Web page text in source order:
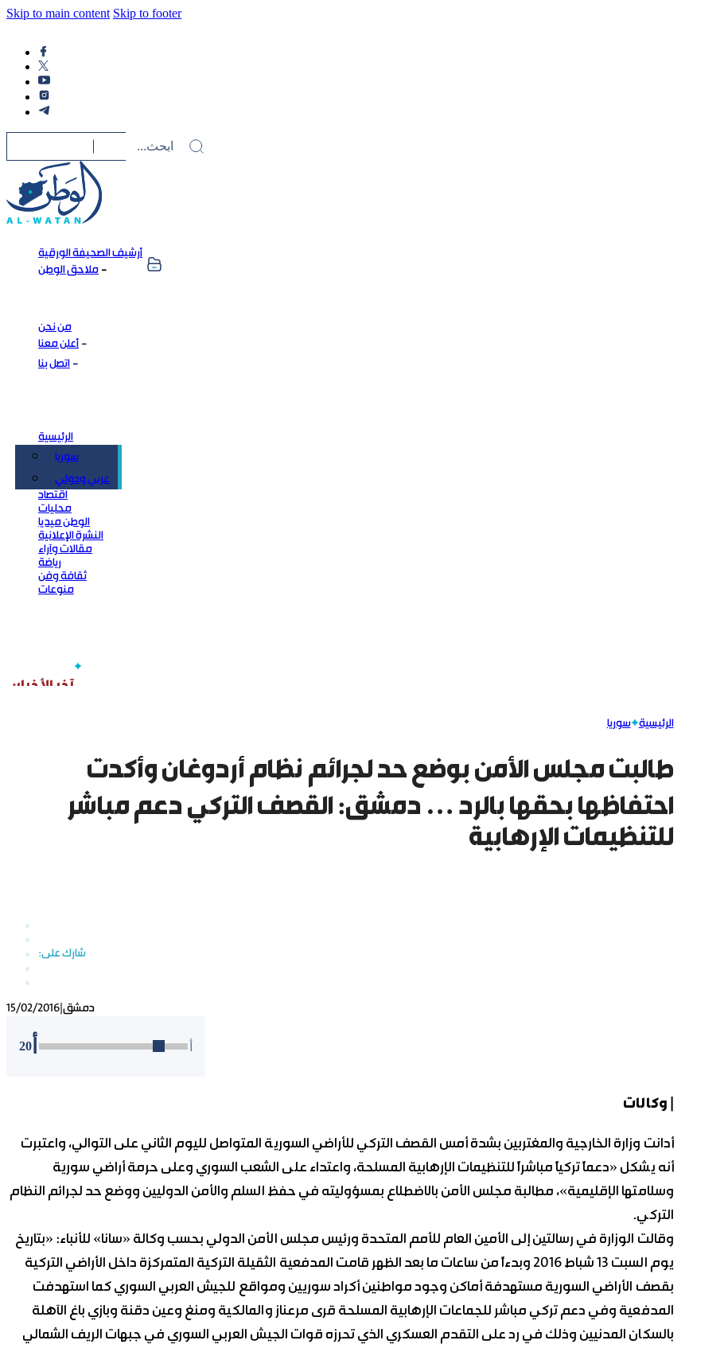
Skip to main content Skip to footer
أرشيف الصحيفة الورقية
ملاحق الوطن
من نحن
أعلن معنا
اتصل بنا
الرئيسية
سوريا
عربي ودولي
اقتصاد
محليات
الوطن ميديا
النشرة الإعلانية
مقالات وآراء
رياضة
ثقافة وفن
منوعات
الرئيسية سوريا
طالبت مجلس الأمن بوضع حد لجرائم نظام أردوغان وأكدت
احتفاظها بحقها بالرد … دمشق: القصف التركي دعم مباشر
للتنظيمات الإرهابية
15/02/2016 دمشق
20
| وكالات
أدانت وزارة الخارجية والمغتربين بشدة أمس القصف التركي للأراضي السورية المتواصل لليوم الثاني على التوالي، واعتبرت
أنه يشكل «دعماً تركياً مباشراً للتنظيمات الإرهابية المسلحة، واعتداء على الشعب السوري وعلى حرمة أراضي سورية
وسلامتها الإقليمية»، مطالبة مجلس الأمن بالاضطلاع بمسؤوليته في حفظ السلم والأمن الدوليين ووضع حد لجرائم النظام
التركي.
وقالت الوزارة في رسالتين إلى الأمين العام للأمم المتحدة ورئيس مجلس الأمن الدولي بحسب وكالة «سانا» للأنباء: «بتاريخ
يوم السبت 13 شباط 2016 وبدءاً من ساعات ما بعد الظهر قامت المدفعية الثقيلة التركية المتمركزة داخل الأراضي التركية
بقصف الأراضي السورية مستهدفة أماكن وجود مواطنين أكراد سوريين ومواقع للجيش العربي السوري كما استهدفت
المدفعية وفي دعم تركي مباشر للجماعات الإرهابية المسلحة قرى مرعناز والمالكية ومنغ وعين دقنة وبازي باغ الآهلة
بالسكان المدنيين وذلك في رد على التقدم العسكري الذي تحرزه قوات الجيش العربي السوري في جبهات الريف الشمالي